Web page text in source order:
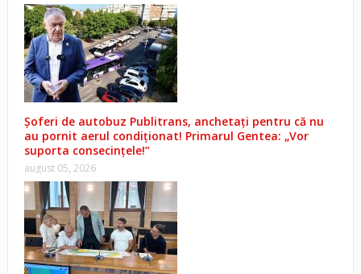
Șoferi de autobuz Publitrans, anchetați pentru că nu
au pornit aerul condiționat! Primarul Gentea: „Vor
suporta consecințele!”
august 05, 2026